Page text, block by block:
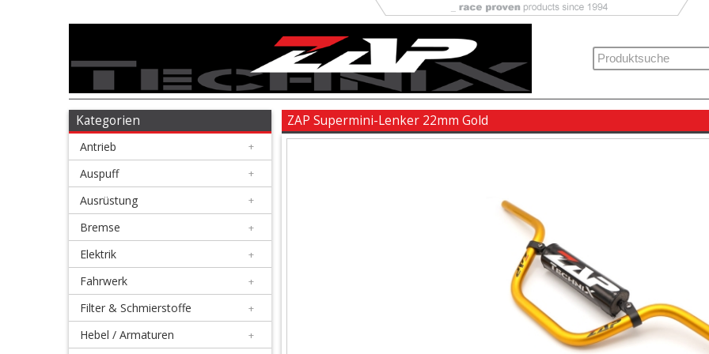
Antrieb
Auspuff
Ausrüstung
Bremse
Elektrik
Fahrwerk
Kategorien
Antrieb +
Auspuff +
Ausrüstung +
Bremse +
Elektrik +
Fahrwerk +
Filter & Schmierstoffe +
Hebel / Armaturen +
ZAP Supermini-Lenker 22mm Gold